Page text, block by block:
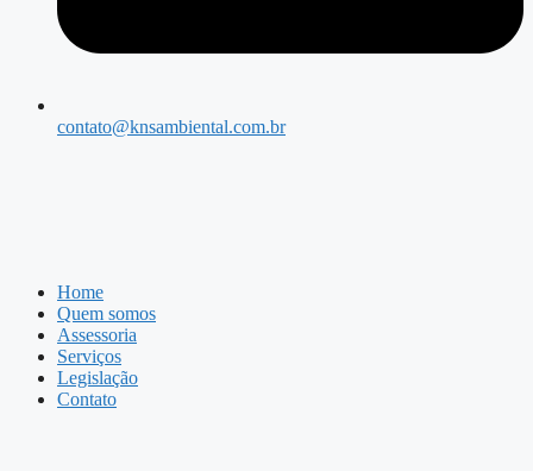
contato@knsambiental.com.br
Home
Quem somos
Assessoria
Serviços
Legislação
Contato